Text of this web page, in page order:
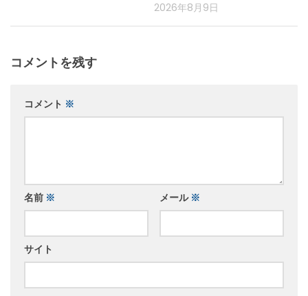
2026年8月9日
コメントを残す
コメント ※
名前 ※ メール ※
サイト